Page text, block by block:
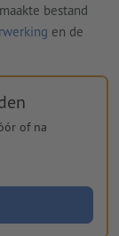
bestand
en de
of na